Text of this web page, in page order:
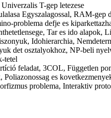
T-gep letezese
Egyszalagossal, RAM-gep
problema defje es
Tar es ido alapok,
Idohierarchia,
det osztalyokhoz, NP-beli
tetel
feladat, 3COL, Független
es
problema, Interaktiv